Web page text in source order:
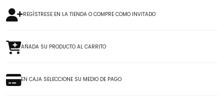
REGÍSTRESE EN LA TIENDA O COMPRE COMO INVITADO
AÑADA SU PRODUCTO AL CARRITO
EN CAJA SELECCIONE SU MEDIO DE PAGO